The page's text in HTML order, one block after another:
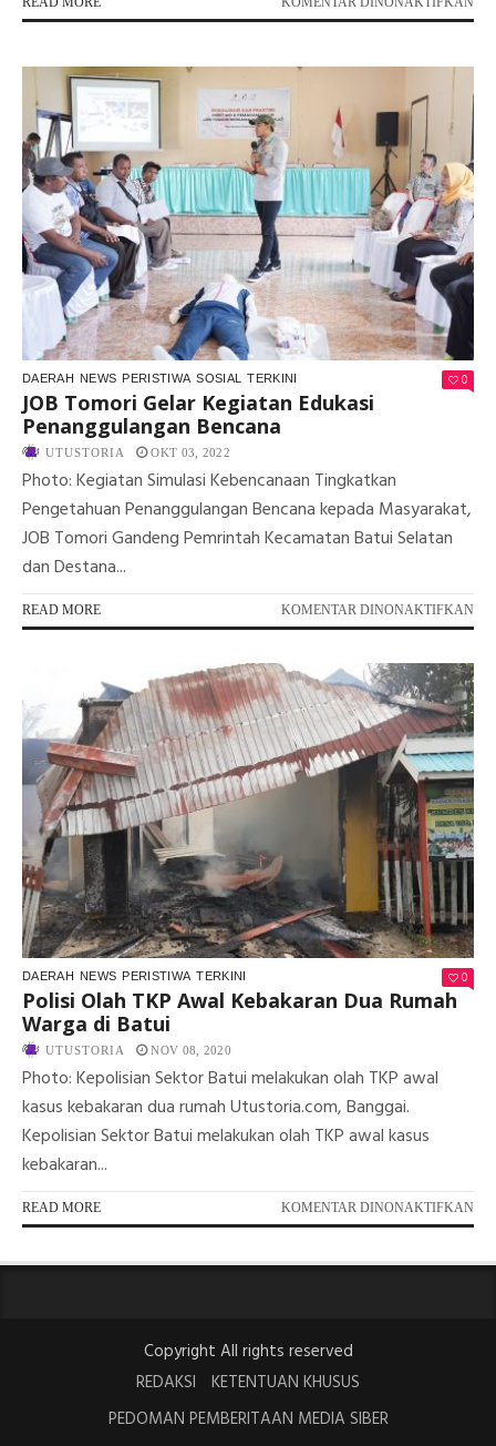
INI
DAERAH NEWS PERISTIWA SOSIAL TERKINI 0
JOB Tomori Gelar Kegiatan Edukasi
Penanggulangan Bencana
UTUSTORIA OKT 03, 2022
Photo: Kegiatan Simulasi Kebencanaan Tingkatkan
Pengetahuan Penanggulangan Bencana kepada Masyarakat,
JOB Tomori Gandeng Pemrintah Kecamatan Batui Selatan
dan Destana...
READ MORE KOMENTAR DINONAKTIFKAN
JOB
DAERAH NEWS PERISTIWA TERKINI 0
Polisi Olah TKP Awal Kebakaran Dua Rumah
Warga di Batui
UTUSTORIA NOV 08, 2020
Photo: Kepolisian Sektor Batui melakukan olah TKP awal
kasus kebakaran dua rumah Utustoria.com, Banggai.
Kepolisian Sektor Batui melakukan olah TKP awal kasus
kebakaran...
READ MORE KOMENTAR DINONAKTIFKAN
Copyright All rights reserved
REDAKSI
KETENTUAN KHUSUS
PEDOMAN PEMBERITAAN MEDIA SIBER